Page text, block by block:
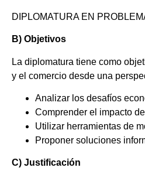
DIPLOMATURA EN
B) Objetivos
La diplomatura tiene como
y el comercio desde una
Analizar los desafíos
Comprender el impacto
Utilizar herramientas de
Proponer soluciones
C) Justificación